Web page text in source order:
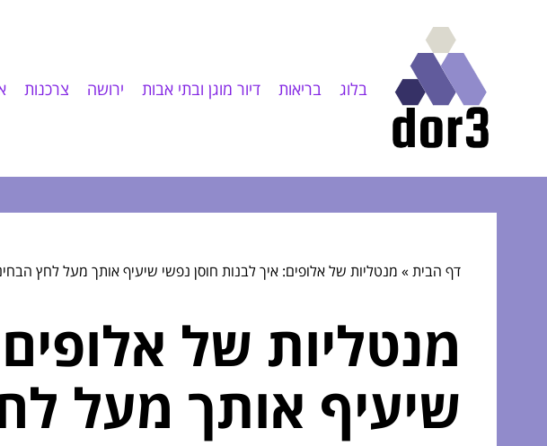
בלוג בריאות דיור מוגן ובתי אבות ירושה צרכנות
דף הבית» מנטליות של אלופים: איך לבנות חוסן נפשי שיעיף אותך מעל לחץ
מנטליות של
שיעיף אותך מעל